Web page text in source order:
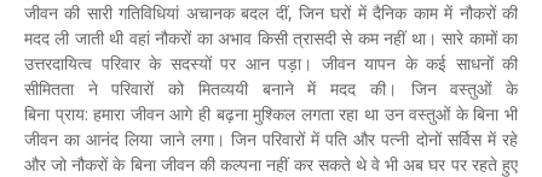
जीवन की सारी गतिविधियां अचानक बदल दीं, जिन घरों में दैनिक काम में नौकरों की
मदद ली जाती थी वहां नौकरों का अभाव किसी त्रासदी से कम नहीं था। सारे कामों का
उत्तरदायित्व परिवार के सदस्यों पर आन पड़ा। जीवन यापन के कई साधनों की
सीमितता ने परिवारों को मितव्ययी बनाने में मदद की। जिन वस्तुओं के
बिना प्राय: हमारा जीवन आगे ही बढ़ना मुश्किल लगता रहा था उन वस्तुओं के बिना भी
जीवन का आनंद लिया जाने लगा। जिन परिवारों में पति और पत्नी दोनों सर्विस में रहे
और जो नौकरों के बिना जीवन की कल्पना नहीं कर सकते थे वे भी अब घर पर रहते हुए